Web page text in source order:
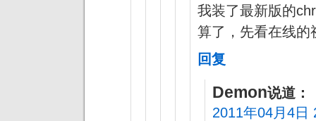
我装了最新版的
算了，先看在线的
回复
Demon说道：
2011年04月4日